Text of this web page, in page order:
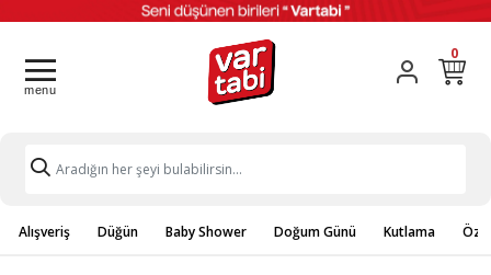
0
Alışveriş Düğün Baby Shower Doğum Günü Kutlama